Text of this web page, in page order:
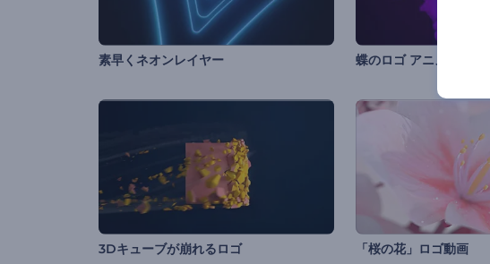
素早くネオンレイヤー 蝶のロゴ アニメーション
3Dキューブが崩れるロゴ 「桜の花」ロゴ動画